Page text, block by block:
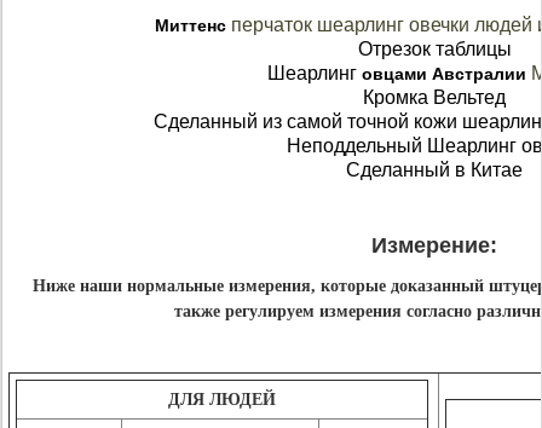
Миттенс перчаток шеарлинг овечки
Отрезок таблицы
Шеарлинг овцами Австралии
Кромка Вельтед
Сделанный из самой точной кожи
Неподдельный Шеарлинг
Сделанный в Китае
Измерение:
Ниже наши нормальные измерения, которые доказанный
также регулируем измерения согласно
ДЛЯ ЛЮДЕЙ